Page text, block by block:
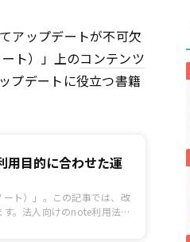
アップデートが不可欠
ト）」上のコンテンツ
プデートに役立つ書籍
用目的に合わせた運
ト）」。この記事では、改
。法人向けのnote利用法に